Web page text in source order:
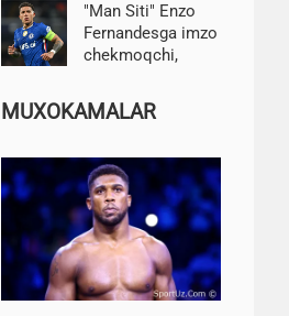
to'g'risidagi
qaroridan
hafsalasi pir bo'ldi-
"Man Siti" Enzo
Fernandesga imzo
chekmoqchi,
futbolchini qo'yib
yuborishga tayyor
MUXOKAMALAR